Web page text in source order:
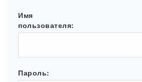
Имя
пользователя:
Пароль: